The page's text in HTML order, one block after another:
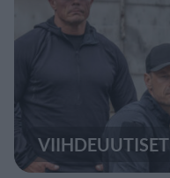
VIIHDEUUTISET